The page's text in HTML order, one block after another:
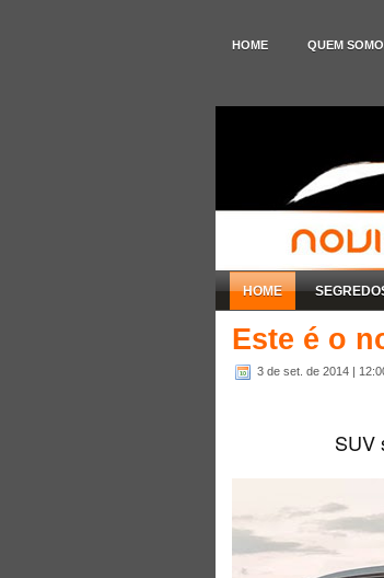
HOME QUEM
HOME
Este é o
3 de set. de 2014 |
SUV